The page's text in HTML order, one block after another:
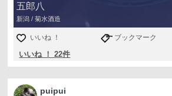
五郎八
新潟 / 菊水酒造
いいね ！ ブックマーク
いいね ！ 22件
puipui